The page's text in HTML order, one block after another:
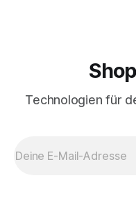
Technologien für